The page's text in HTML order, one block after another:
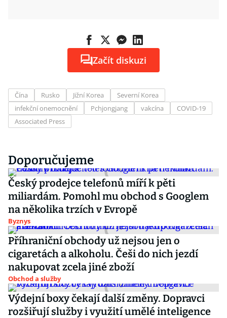
Začít diskuzi
Čína Rusko Jižní Korea
Severní Korea
infekční onemocnění
Pchjongjang vakcína
COVID-19
Associated Press
Doporučujeme
Český prodejce telefonů míří k pěti
miliardám. Pomohl mu obchod s Googlem
na několika trzích v Evropě
Byznys
Příhraniční obchody už nejsou jen o
cigaretách a alkoholu. Češi do nich jezdí
nakupovat zcela jiné zboží
Obchod a služby
Výdejní boxy čekají další změny. Dopravci
rozšiřují služby i využití umělé inteligence